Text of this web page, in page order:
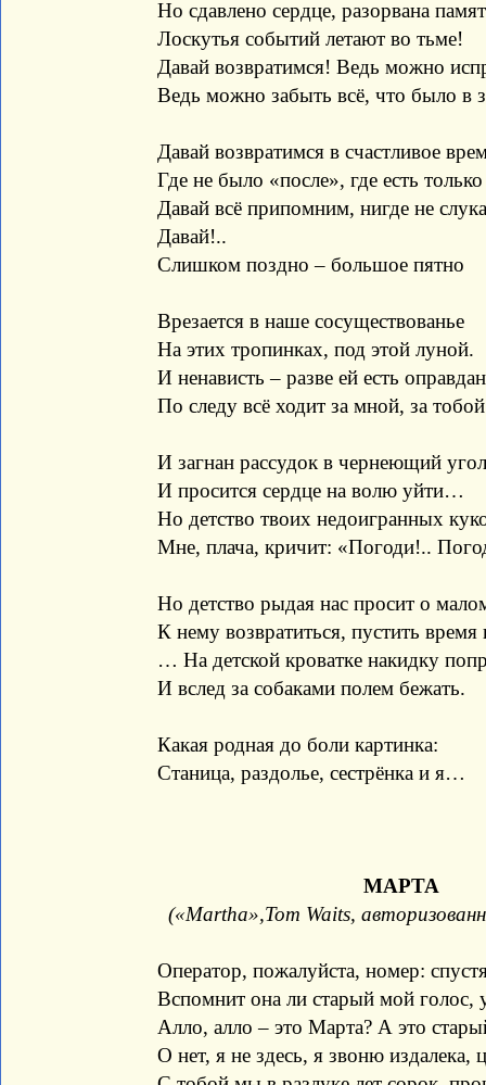
Но сдавлено сердце, разорвана
Лоскутья событий летают во тьме!
Давай возвратимся! Ведь можно
Ведь можно забыть всё, что было в
Давай возвратимся в счастливое
Где не было «после», где есть
Давай всё припомним, нигде не
Давай!..
Слишком поздно – большое пятно
Врезается в наше сосуществованье
На этих тропинках, под этой луной.
И ненависть – разве ей есть
По следу всё ходит за мной, за
И загнан рассудок в чернеющий
И просится сердце на волю уйти…
Но детство твоих недоигранных
Мне, плача, кричит: «Погоди!..
Но детство рыдая нас просит о
К нему возвратиться, пустить
… На детской кроватке накидку
И вслед за собаками полем бежать.
Какая родная до боли картинка:
Станица, раздолье, сестрёнка и я…
МАРТА
(«Martha»,Tom Waits,
Оператор, пожалуйста, номер:
Вспомнит она ли старый мой голос,
Алло, алло – это Марта? А это
О нет, я не здесь, я звоню издалека,